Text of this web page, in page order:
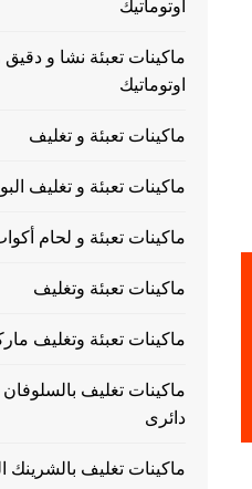
أوتوماتيك
ماكينات تعبئة نشا و
اوتوماتيك
ماكينات تعبئة و تغليف
ماكينات تعبئة و تغليف
ماكينات تعبئة و لحام
ماكينات تعبئة وتغليف
ماكينات تعبئة وتغليف
ماكينات تغليف
دائرى
ماكينات تغليف بالشرينك